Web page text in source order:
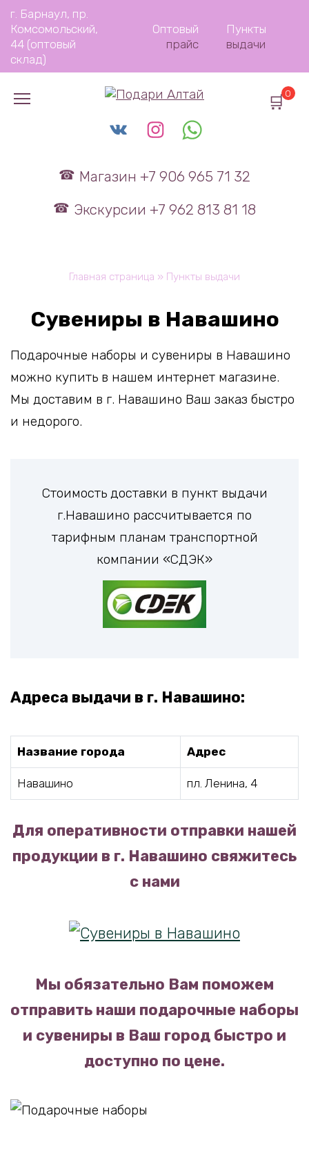
Перейти
содержанию
г. Барнаул, пр.
Комсомольский,
44 (оптовый
склад)
Оптовый
прайс
Пункты
выдачи
Магазин +7 906 965 71 32
Экскурсии +7 962 813 81 18
0
Главная страница » Пункты выдачи
Сувениры в Навашино
Подарочные наборы и сувениры в Навашино
можно купить в нашем интернет магазине.
Мы доставим в г. Навашино Ваш заказ быстро
и недорого.
Стоимость доставки в пункт выдачи
г.Навашино рассчитывается по
тарифным планам транспортной
компании «СДЭК»
Адреса выдачи в г. Навашино:
Название города Адрес
Навашино пл. Ленина, 4
Для оперативности отправки нашей
продукции в г. Навашино свяжитесь
с нами
Мы обязательно Вам поможем
отправить наши подарочные наборы
и сувениры в Ваш город быстро и
доступно по цене.